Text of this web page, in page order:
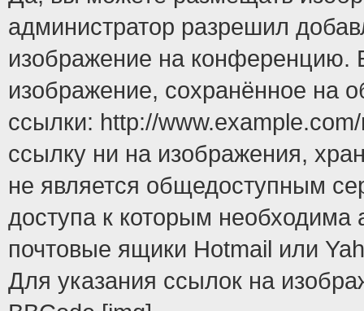
администратор разрешил
изображение на конференцию.
изображение, сохранённое на
ссылки: http://
ссылку ни на изображения,
не является общедоступным
доступа к которым
почтовые ящики Hotmail или
Для указания ссылок на